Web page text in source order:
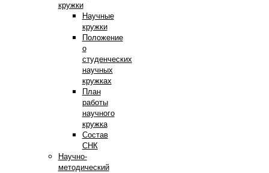
кружки
Научные
кружки
Положение
о
студенческих
научных
кружках
План
работы
научного
кружка
Состав
СНК
Научно-
методический